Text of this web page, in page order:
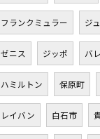
フランクミュラー ジ
ゼニス ジッポ バ
ハミルトン 保原町
レイバン 白石市